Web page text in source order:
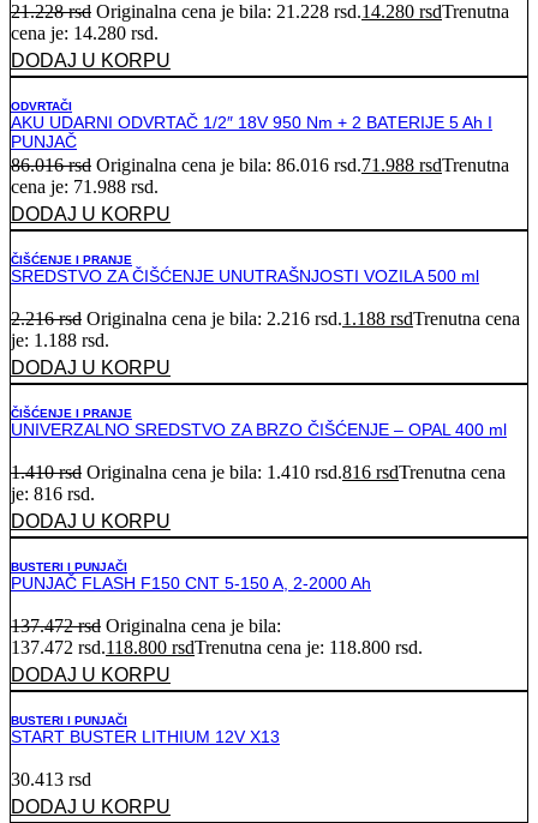
21.228rsd Originalna cena je bila: 21.228 rsd.14.280 rsdTrenutna
cena je: 14.280 rsd.
DODAJ U KORPU
ODVRTAČI
AKU UDARNI ODVRTAČ 1/2″ 18V 950 Nm + 2 BATERIJE 5 Ah I
PUNJAČ
86.016rsd Originalna cena je bila: 86.016 rsd.71.988 rsdTrenutna
cena je: 71.988 rsd.
DODAJ U KORPU
ČIŠĆENJE I PRANJE
SREDSTVO ZA ČIŠĆENJE UNUTRAŠNJOSTI VOZILA 500 ml
2.216rsd Originalna cena je bila: 2.216 rsd.1.188 rsdTrenutna cena
je: 1.188 rsd.
DODAJ U KORPU
ČIŠĆENJE I PRANJE
UNIVERZALNO SREDSTVO ZA BRZO ČIŠĆENJE – OPAL 400 ml
1.410rsd Originalna cena je bila: 1.410 rsd.816 rsdTrenutna cena
je: 816 rsd.
DODAJ U KORPU
BUSTERI I PUNJAČI
PUNJAČ FLASH F150 CNT 5-150 A, 2-2000 Ah
137.472rsd Originalna cena je bila:
137.472 rsd.118.800 rsdTrenutna cena je: 118.800 rsd.
DODAJ U KORPU
BUSTERI I PUNJAČI
START BUSTER LITHIUM 12V X13
30.413 rsd
DODAJ U KORPU